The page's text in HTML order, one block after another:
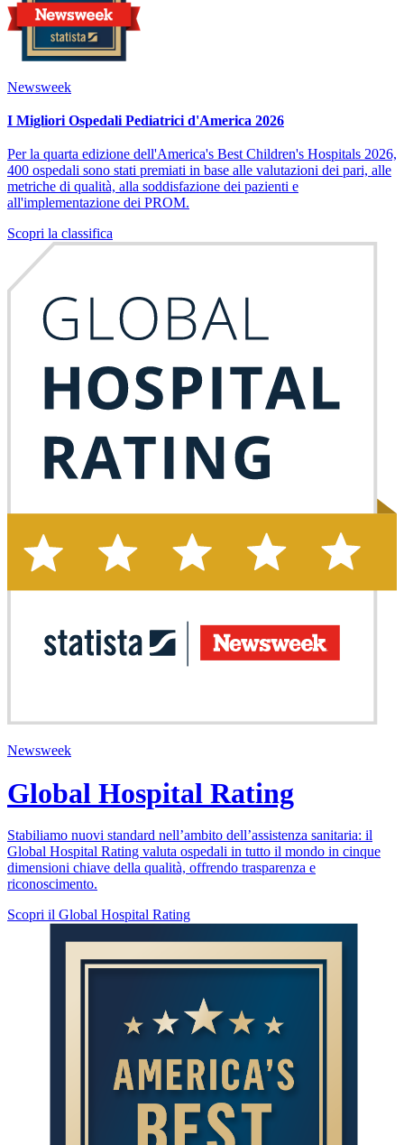
Newsweek
I Migliori Ospedali Pediatrici d'America 2026
Per la quarta edizione dell'America's Best Children's Hospitals 2026,
400 ospedali sono stati premiati in base alle valutazioni dei pari, alle
metriche di qualità, alla soddisfazione dei pazienti e
all'implementazione dei PROM.
Scopri la classifica
Newsweek
Global Hospital Rating
Stabiliamo nuovi standard nell’ambito dell’assistenza sanitaria: il
Global Hospital Rating valuta ospedali in tutto il mondo in cinque
dimensioni chiave della qualità, offrendo trasparenza e
riconoscimento.
Scopri il Global Hospital Rating